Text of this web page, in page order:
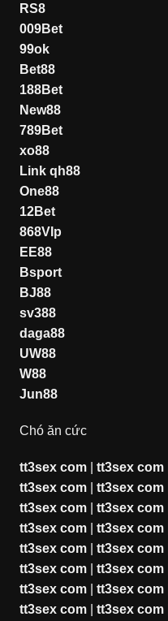
RS8
009Bet
99ok
Bet88
188Bet
New88
789Bet
xo88
Link qh88
One88
12Bet
868VIp
EE88
Bsport
BJ88
sv388
daga88
UW88
W88
Jun88
Chó ăn cức
tt3sex com| tt3sex com|
tt3sex com| tt3sex com|
tt3sex com| tt3sex com|
tt3sex com| tt3sex com|
tt3sex com| tt3sex com|
tt3sex com| tt3sex com|
tt3sex com| tt3sex com|
tt3sex com| tt3sex com|